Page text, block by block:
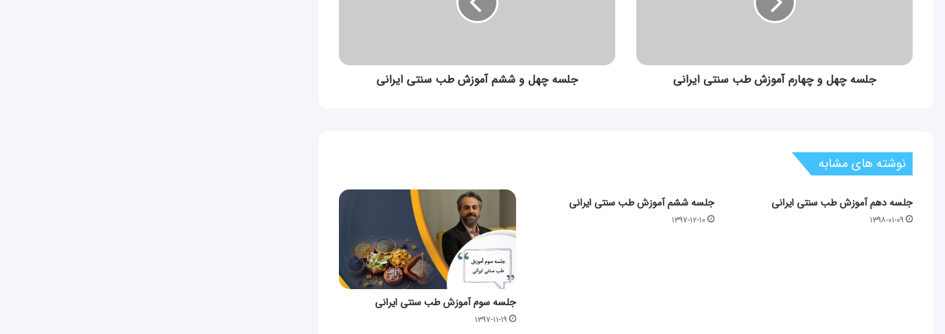
جلسه چهل و چهارم آموزش طب سنتی ایرانی جلسه چهل و ششم آموزش طب سنتی ایرانی
نوشته های مشابه
جلسه دهم آموزش طب سنتی ایرانی
۱۳۹۸-۰۱-۰۹
جلسه ششم آموزش طب سنتی ایرانی
۱۳۹۷-۱۲-۱۰
جلسه سوم آموزش طب سنتی ایرانی
۱۳۹۷-۱۱-۱۹